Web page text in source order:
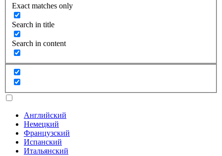
Exact matches only
Search in title
Search in content
Английский
Немецкий
Французский
Испанский
Итальянский